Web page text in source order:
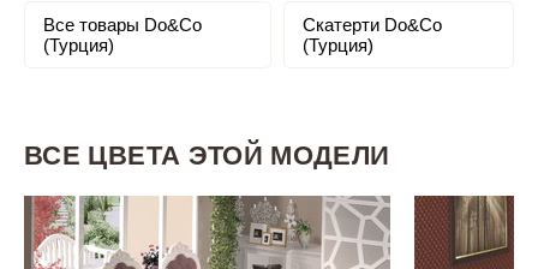
Все товары Do&Co
(Турция)
Скатерти Do&Co
(Турция)
ВСЕ ЦВЕТА ЭТОЙ МОДЕЛИ